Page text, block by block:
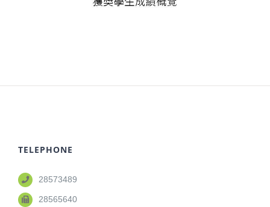
TELEPHONE
28573489
28565640